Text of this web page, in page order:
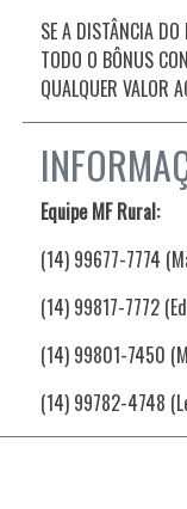
SE A DISTÂNCIA
TODO O BÔNUS
QUALQUER VALOR
Equipe MF Rural:
(14) 99677-7774
(14) 99817-7772
(14) 99801-7450
(14) 99782-4748